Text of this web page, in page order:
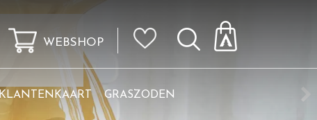
WEBSHOP
KLANTENKAART GRASZODEN